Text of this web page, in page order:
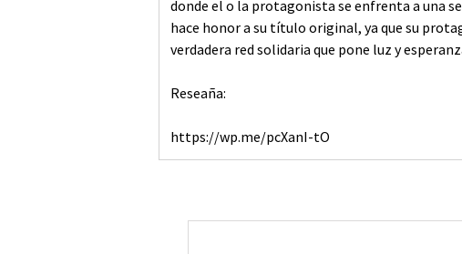
donde el o la protagonista se enfrenta a una
hace honor a su título original, ya que su
verdadera red solidaria que pone luz y
Reseaña:
https://wp.me/pcXanI-tO